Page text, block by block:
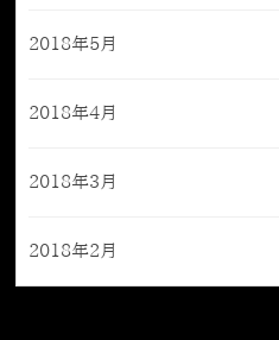
2018年5月
2018年4月
2018年3月
2018年2月